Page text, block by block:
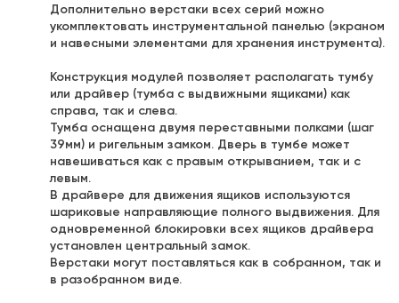
Дополнительно верстаки всех серий можно
укомплектовать инструментальной панелью (экраном
и навесными элементами для хранения инструмента).
Конструкция модулей позволяет располагать тумбу
или драйвер (тумба с выдвижными ящиками) как
справа, так и слева.
Тумба оснащена двумя переставными полками (шаг
39мм) и ригельным замком. Дверь в тумбе может
навешиваться как с правым открыванием, так и с
левым.
В драйвере для движения ящиков используются
шариковые направляющие полного выдвижения. Для
одновременной блокировки всех ящиков драйвера
установлен центральный замок.
Верстаки могут поставляться как в собранном, так и
в разобранном виде.